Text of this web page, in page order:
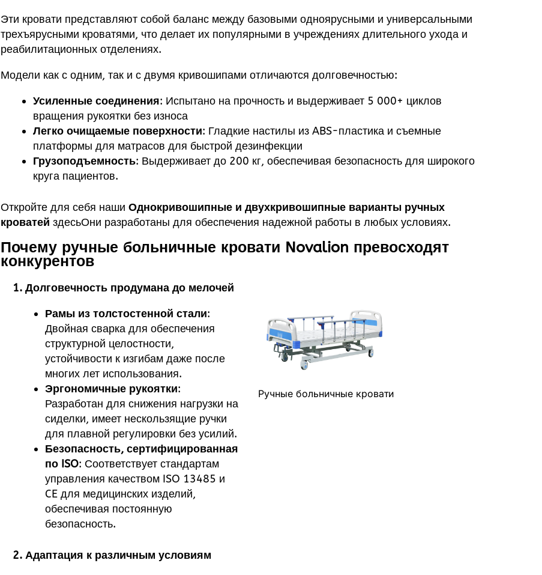
Эти кровати представляют собой баланс между базовыми одноярусными и универсальными
трехъярусными кроватями, что делает их популярными в учреждениях длительного ухода и
реабилитационных отделениях.
Модели как с одним, так и с двумя кривошипами отличаются долговечностью:
Усиленные соединения: Испытано на прочность и выдерживает 5 000+ циклов
вращения рукоятки без износа
Легко очищаемые поверхности: Гладкие настилы из ABS-пластика и съемные
платформы для матрасов для быстрой дезинфекции
Грузоподъемность: Выдерживает до 200 кг, обеспечивая безопасность для широкого
круга пациентов.
Откройте для себя наши Однокривошипные и двухкривошипные варианты ручных
кроватей здесьОни разработаны для обеспечения надежной работы в любых условиях.
Почему ручные больничные кровати Novalion превосходят
конкурентов
1. Долговечность продумана до мелочей
Рамы из толстостенной стали:
Двойная сварка для обеспечения
структурной целостности,
устойчивости к изгибам даже после
многих лет использования.
Эргономичные рукоятки:
Разработан для снижения нагрузки на
сиделки, имеет нескользящие ручки
для плавной регулировки без усилий.
Безопасность, сертифицированная
по ISO: Соответствует стандартам
управления качеством ISO 13485 и
CE для медицинских изделий,
обеспечивая постоянную
безопасность.
2. Адаптация к различным условиям
Ручные больничные кровати